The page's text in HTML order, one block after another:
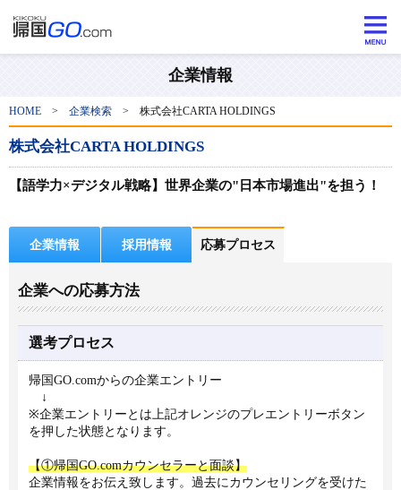
企業情報
HOME > 企業検索 > 株式会社CARTA HOLDINGS
株式会社CARTA HOLDINGS
【語学力×デジタル戦略】世界企業の"日本市場進出"を担う！
企業情報 採用情報 応募プロセス
企業への応募方法
選考プロセス
帰国GO.comからの企業エントリー
↓
※企業エントリーとは上記オレンジのプレエントリーボタン
を押した状態となります。
【①帰国GO.comカウンセラーと面談】
企業情報をお伝え致します。過去にカウンセリングを受けた